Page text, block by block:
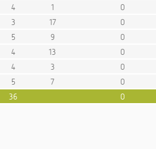
4 1
0
3 17
0
5 9
0
4 13
0
4 3
0
5 7
0
36 0